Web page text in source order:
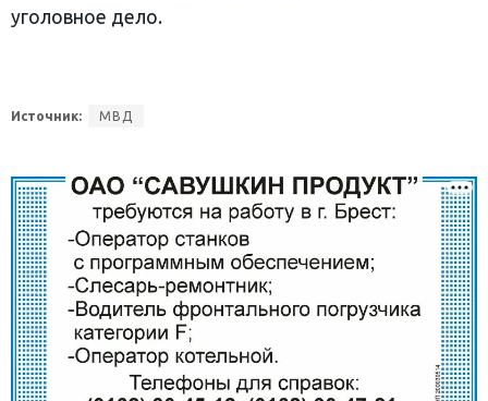
уголовное дело.
Источник: МВД